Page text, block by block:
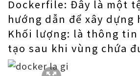
Dockerfile: Đây là một
hướng dẫn để xây dựng
Khối lượng: là thông
tạo sau khi vùng chứa